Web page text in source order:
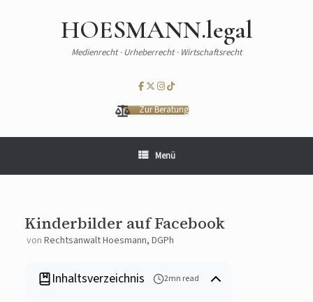
HOESMANN.legal
Medienrecht · Urheberrecht · Wirtschaftsrecht
Zur Beratung
Menü
Kinderbilder auf Facebook
von Rechtsanwalt Hoesmann, DGPh
Inhaltsverzeichnis 2mn read